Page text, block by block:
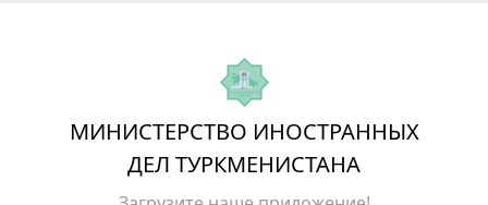
МИНИСТЕРСТВО ИНОСТРАННЫХ
ДЕЛ ТУРКМЕНИСТАНА